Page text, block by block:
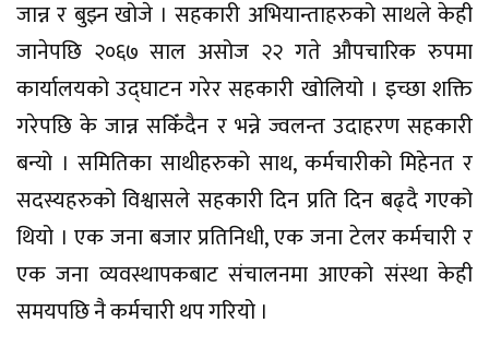
जान्न र बुझ्न खोजे । सहकारी अभियान्ताहरुको साथले केही
जानेपछि २०६७ साल असोज २२ गते औपचारिक रुपमा
कार्यालयको उद्घाटन गरेर सहकारी खोलियो । इच्छा शक्ति
गरेपछि के जान्न सकिँदैन र भन्ने ज्वलन्त उदाहरण सहकारी
बन्यो । समितिका साथीहरुको साथ, कर्मचारीको मिहेनत र
सदस्यहरुको विश्वासले सहकारी दिन प्रति दिन बढ्दै गएको
थियो । एक जना बजार प्रतिनिधी, एक जना टेलर कर्मचारी र
एक जना व्यवस्थापकबाट संचालनमा आएको संस्था केही
समयपछि नै कर्मचारी थप गरियो ।